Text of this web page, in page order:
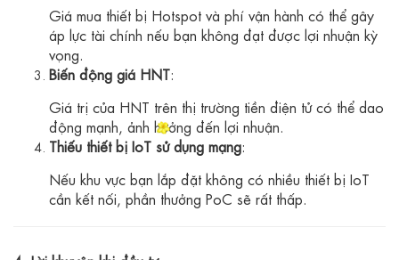
Giá mua thiết bị Hotspot và phí vận hành có thể gây
áp lực tài chính nếu bạn không đạt được lợi nhuận kỳ
vọng.
Biến động giá HNT:
Giá trị của HNT trên thị trường tiền điện tử có thể dao
động mạnh, ảnh hưởng đến lợi nhuận.
Thiếu thiết bị IoT sử dụng mạng:
Nếu khu vực bạn lắp đặt không có nhiều thiết bị IoT
cần kết nối, phần thưởng PoC sẽ rất thấp.